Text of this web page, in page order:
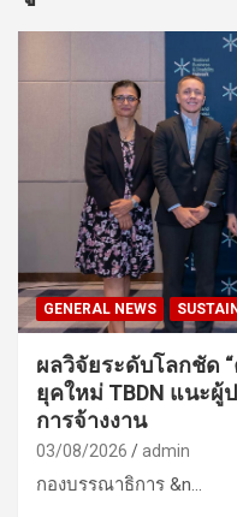
GENERAL NEWS
ผลวิจัยระดับโลกชัด
ยุคใหม่ TBDN แนะผู้
การจ้างงาน
03/08/2026 admin
กองบรรณาธิการ &n…